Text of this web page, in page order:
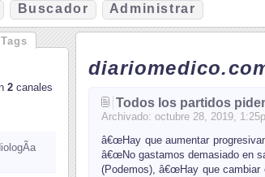
Buscador Ad ministrar
Tags
2 canales
Todos los partidos
Archivado: octubre 28, 2019,
â€œHay que aumentar
â€œNo gastamos demasiado en
(Podemos), â€œHay que cambiar